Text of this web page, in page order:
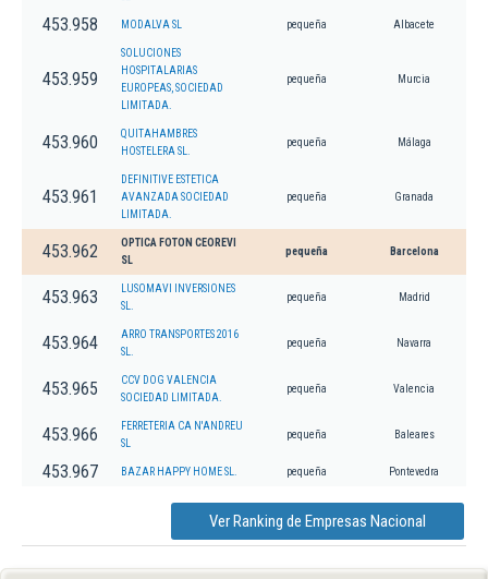
453.958 MODALVA SL pequeña Albacete
453.959
SOLUCIONES
HOSPITALARIAS
EUROPEAS, SOCIEDAD
LIMITADA.
pequeña Murcia
453.960
QUITAHAMBRES
HOSTELERA SL.
pequeña Málaga
453.961
DEFINITIVE ESTETICA
AVANZADA SOCIEDAD
LIMITADA.
pequeña Granada
453.962
OPTICA FOTON CEOREVI
SL
pequeña Barcelona
453.963
LUSOMAVI INVERSIONES
SL.
pequeña Madrid
453.964
ARRO TRANSPORTES 2016
SL.
pequeña Navarra
453.965
CCV DOG VALENCIA
SOCIEDAD LIMITADA.
pequeña Valencia
453.966
FERRETERIA CA N'ANDREU
SL
pequeña Baleares
453.967 BAZAR HAPPY HOME SL. pequeña Pontevedra
Ver Ranking de Empresas Nacional